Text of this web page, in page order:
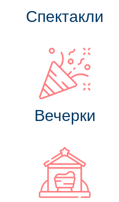
Спектакли
Вечерки